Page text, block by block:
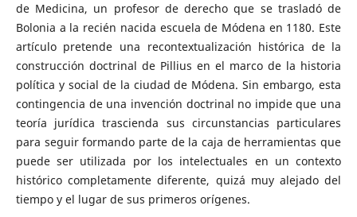
de Medicina, un profesor de derecho que se trasladó de
Bolonia a la recién nacida escuela de Módena en 1180. Este
artículo pretende una recontextualización histórica de la
construcción doctrinal de Pillius en el marco de la historia
política y social de la ciudad de Módena. Sin embargo, esta
contingencia de una invención doctrinal no impide que una
teoría jurídica trascienda sus circunstancias particulares
para seguir formando parte de la caja de herramientas que
puede ser utilizada por los intelectuales en un contexto
histórico completamente diferente, quizá muy alejado del
tiempo y el lugar de sus primeros orígenes.